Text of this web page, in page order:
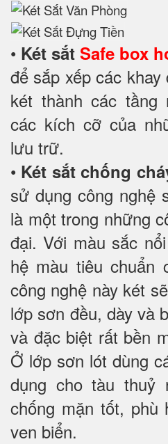
• Két sắt Safe box
để sắp xếp các
két thành các tầng
các kích cỡ của
lưu trữ.
• Két sắt chống
sử dụng công nghệ
là một trong những
đại. Với màu sắc
hệ màu tiêu chuẩn
công nghệ này két
lớp sơn đều, dày và
và đặc biệt rất bền
Ở lớp sơn lót dùng
dụng cho tàu thuỷ
chống mặn tốt, phù
ven biển.